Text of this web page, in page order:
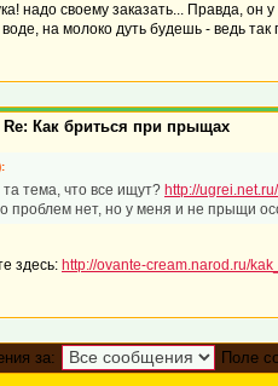
надо своему заказать... Правда, он
на молоко дуть будешь - ведь так
Re: Как бриться при прыщах
та тема, что все ищут? http://
проблем нет, но у меня и не прыщи
здесь: http://ovante-cream.narod.ru/
за: Поле